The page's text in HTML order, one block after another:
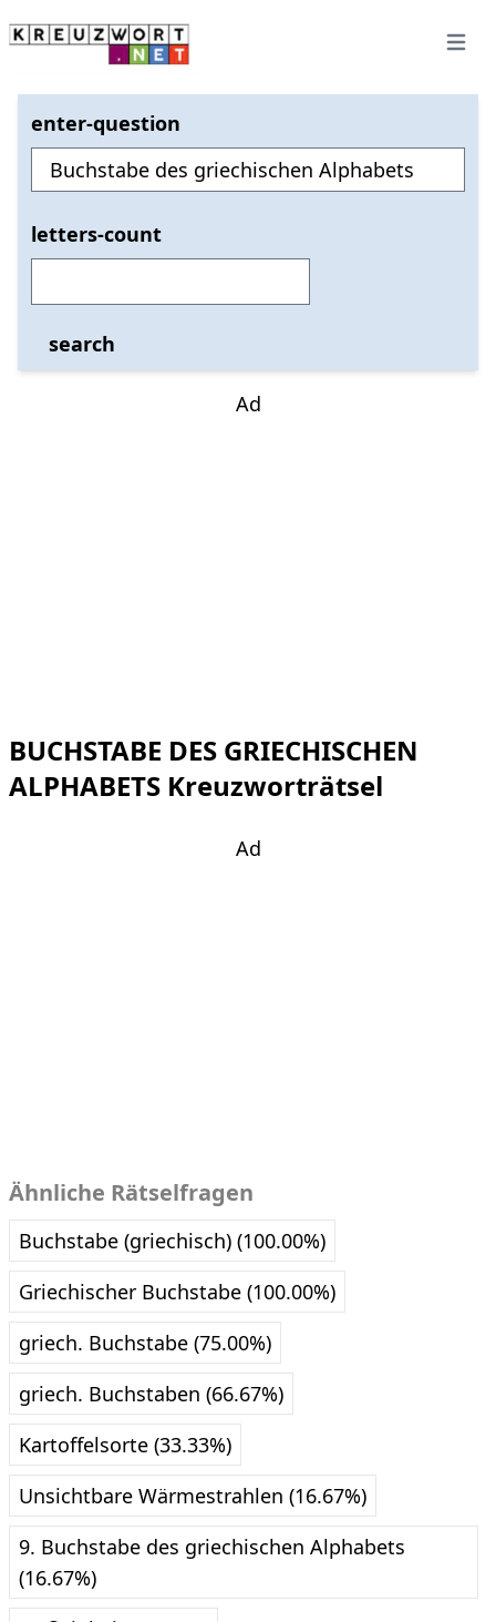
Open
enter-question
letters-count
search
Ad
BUCHSTABE DES GRIECHISCHEN
ALPHABETS Kreuzworträtsel
Ad
Ähnliche Rätselfragen
Buchstabe (griechisch) (100.00%)
Griechischer Buchstabe (100.00%)
griech. Buchstabe (75.00%)
griech. Buchstaben (66.67%)
Kartoffelsorte (33.33%)
Unsichtbare Wärmestrahlen (16.67%)
9. Buchstabe des griechischen Alphabets
(16.67%)